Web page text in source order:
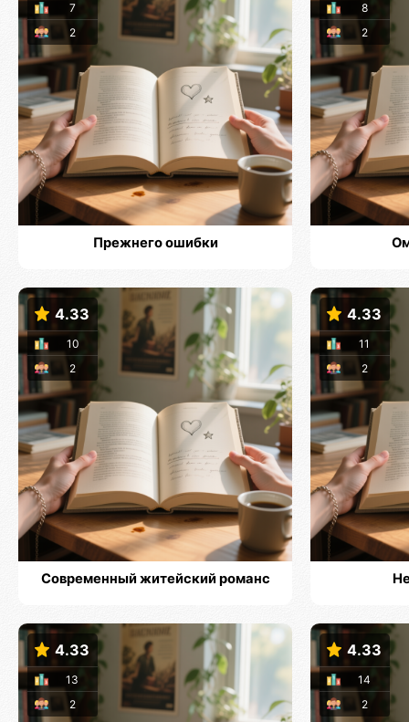
2
7
Прежнего ошибки
2
8
4.33
2
10
Современный житейский романс
4.33
2
11
4.33
2
13
4.33
2
14